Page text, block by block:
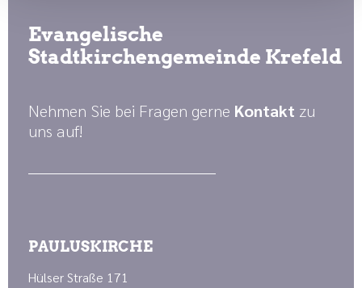
Evangelische
Stadtkirchengemeinde Krefeld
Nehmen Sie bei Fragen gerne Kontakt zu
uns auf!
PAULUSKIRCHE
Hülser Straße 171